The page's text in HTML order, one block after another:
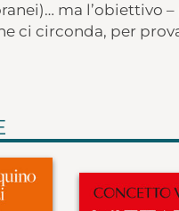
ma l’obiettivo –
ci circonda, per